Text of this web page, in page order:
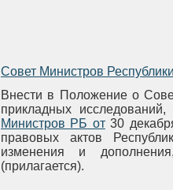
Совет Министров
Внести в Положение о
прикладных
Министров РБ от30
правовых актов
изменения и
(прилагается).